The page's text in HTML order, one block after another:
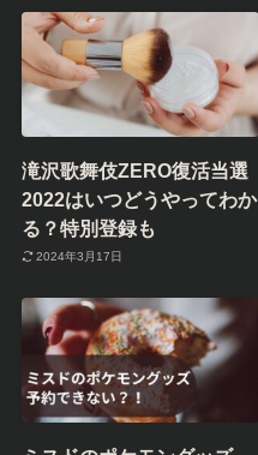
滝沢歌舞伎ZERO復活当選
2022はいつどうやってわか
る？特別登録も
2024年3月17日